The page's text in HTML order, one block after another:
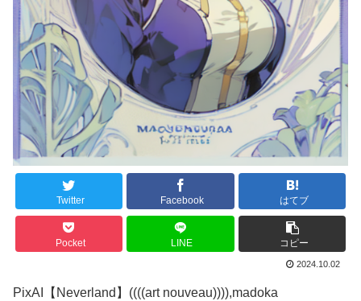
Twitter Facebook はてブ
Pocket LINE コピー
2024.10.02
PixAI【Neverland】((((art nouveau)))),madoka